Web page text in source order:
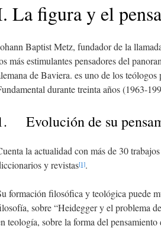
La figura y el
Baptist Metz, fundador de la
más estimulantes pensadores del
de Baviera. es uno de los
durante treinta años (1963-
Evolución de su
la actualidad con más de 30
y revistas[1].
formación filosófica y teológica puede
sobre “Heidegger y el problema
teología, sobre la forma del